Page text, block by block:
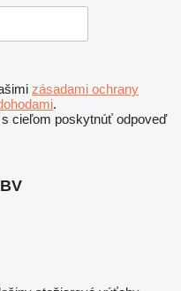
zásadami ochrany
.
cieľom poskytnúť odpoveď